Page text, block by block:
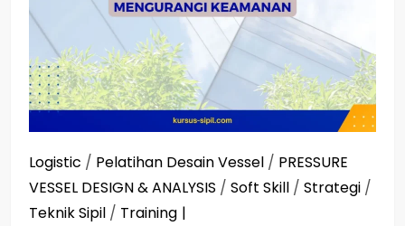
Logistic / Pelatihan Desain Vessel / PRESSURE
VESSEL DESIGN & ANALYSIS / Soft Skill / Strategi /
Teknik Sipil / Training